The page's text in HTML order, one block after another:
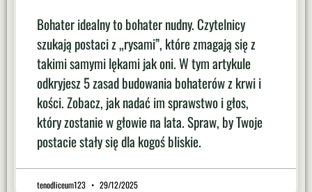
Bohater idealny to bohater nudny. Czytelnicy
szukają postaci z „rysami”, które zmagają się z
takimi samymi lękami jak oni. W tym artykule
odkryjesz 5 zasad budowania bohaterów z krwi i
kości. Zobacz, jak nadać im sprawstwo i głos,
który zostanie w głowie na lata. Spraw, by Twoje
postacie stały się dla kogoś bliskie.
tenodliceum123 29/12/2025